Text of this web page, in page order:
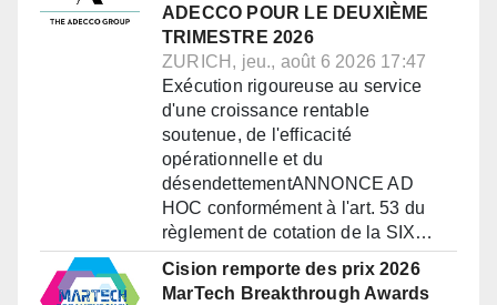
ADECCO POUR LE DEUXIÈME
TRIMESTRE 2026
ZURICH, jeu., août 6 2026 17:47
Exécution rigoureuse au service
d'une croissance rentable
soutenue, de l'efficacité
opérationnelle et du
désendettementANNONCE AD
HOC conformément à l'art. 53 du
règlement de cotation de la SIX…
Cision remporte des prix 2026
MarTech Breakthrough Awards